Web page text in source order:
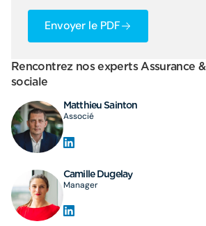
Envoyer le PDF
Rencontrez nos experts Assurance
sociale
Matthieu Sainton
Associé
Camille Dugelay
Manager